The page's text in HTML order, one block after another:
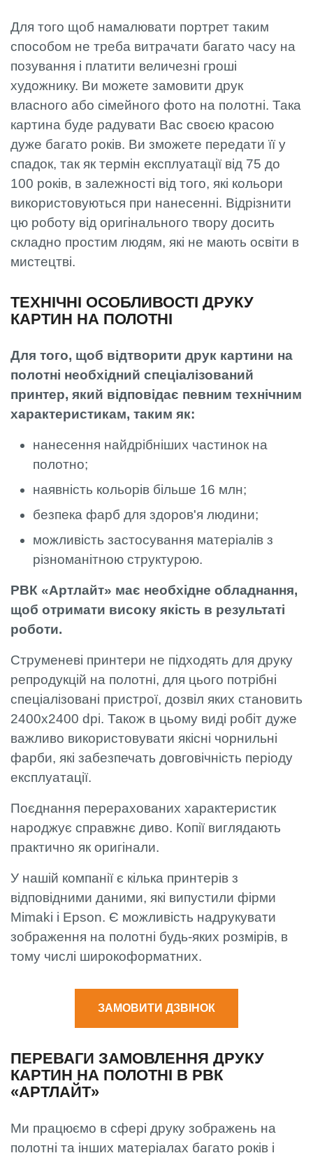
Для того щоб намалювати портрет таким
способом не треба витрачати багато часу на
позування і платити величезні гроші
художнику. Ви можете замовити друк
власного або сімейного фото на полотні. Така
картина буде радувати Вас своєю красою
дуже багато років. Ви зможете передати її у
спадок, так як термін експлуатації від 75 до
100 років, в залежності від того, які кольори
використовуються при нанесенні. Відрізнити
цю роботу від оригінального твору досить
складно простим людям, які не мають освіти в
мистецтві.
ТЕХНІЧНІ ОСОБЛИВОСТІ ДРУКУ
КАРТИН НА ПОЛОТНІ
Для того, щоб відтворити друк картини на
полотні необхідний спеціалізований
принтер, який відповідає певним технічним
характеристикам, таким як:
нанесення найдрібніших частинок на
полотно;
наявність кольорів більше 16 млн;
безпека фарб для здоров'я людини;
можливість застосування матеріалів з
різноманітною структурою.
РВК «Артлайт» має необхідне обладнання,
щоб отримати високу якість в результаті
роботи.
Струменеві принтери не підходять для друку
репродукцій на полотні, для цього потрібні
спеціалізовані пристрої, дозвіл яких становить
2400х2400 dpi. Також в цьому виді робіт дуже
важливо використовувати якісні чорнильні
фарби, які забезпечать довговічність періоду
експлуатації.
Поєднання перерахованих характеристик
народжує справжнє диво. Копії виглядають
практично як оригінали.
У нашій компанії є кілька принтерів з
відповідними даними, які випустили фірми
Mimaki і Epson. Є можливість надрукувати
зображення на полотні будь-яких розмірів, в
тому числі широкоформатних.
ЗАМОВИТИ ДЗВІНОК
ПЕРЕВАГИ ЗАМОВЛЕННЯ ДРУКУ
КАРТИН НА ПОЛОТНІ В РВК
«АРТЛАЙТ»
Ми працюємо в сфері друку зображень на
полотні та інших матеріалах багато років і